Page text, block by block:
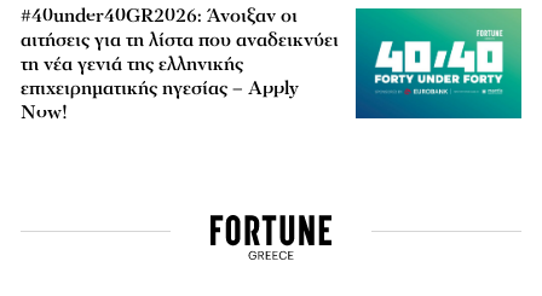
#40under40GR2026: Άνοιξαν οι
αιτήσεις για τη λίστα που αναδεικνύει
τη νέα γενιά της ελληνικής
επιχειρηματικής ηγεσίας – Apply
Now!